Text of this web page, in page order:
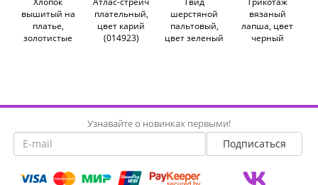
вышитый на
платье,
золотистые
плательный,
цвет карий
(014923)
шерстяной
пальтовый,
цвет зеленый
вязаный
лапша, цвет
черный
Узнавайте о новинках первыми!